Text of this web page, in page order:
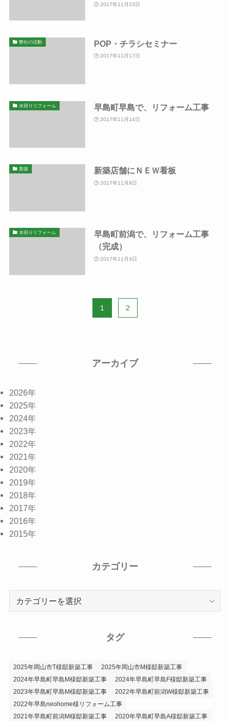
2017年11月23日
弊社の活動 POP・チラシセミナー
2017年11月17日
水回りリフォーム 早島町早島で、リフォーム工事
2017年11月14日
新築 新築店舗にＮＥＷ看板
2017年11月8日
水回りリフォーム
早島町前潟で、リフォーム工事
（完成）
2017年11月3日
1 2
アーカイブ
2026年
2025年
2024年
2023年
2022年
2021年
2020年
2019年
2018年
2017年
2016年
2015年
カテゴリー
タグ
2025年岡山市T様邸新築工事
2025年岡山市M様邸新築工事
2024年早島町早島M様邸新築工事
2024年早島町早島F様邸新築工事
2023年早島町早島M様邸新築工事
2022年早島町前潟W様邸新築工事
2022年早島neohome様リフォーム工事
2021年早島町前潟M様邸新築工事
2020年早島町早島A様邸新築工事